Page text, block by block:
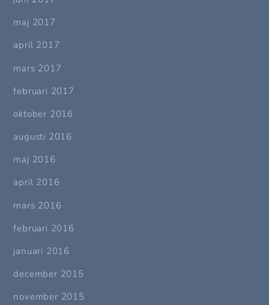
maj 2017
april 2017
mars 2017
februari 2017
oktober 2016
augusti 2016
maj 2016
april 2016
mars 2016
februari 2016
januari 2016
december 2015
november 2015